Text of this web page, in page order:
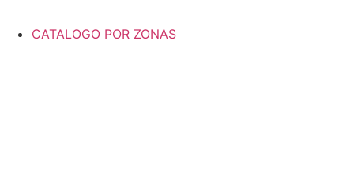
CATALOGO POR ZONAS